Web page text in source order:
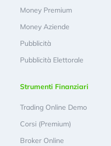
Money Premium
Money Aziende
Pubblicità
Pubblicità Elettorale
Strumenti Finanziari
Trading Online Demo
Corsi (Premium)
Broker Online